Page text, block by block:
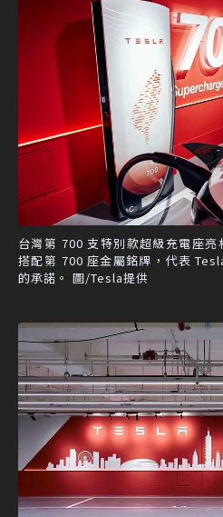
台灣第 700 支特別款超級充電座
搭配第 700 座金屬銘牌，代表
的承諾。 圖/Tesla提供